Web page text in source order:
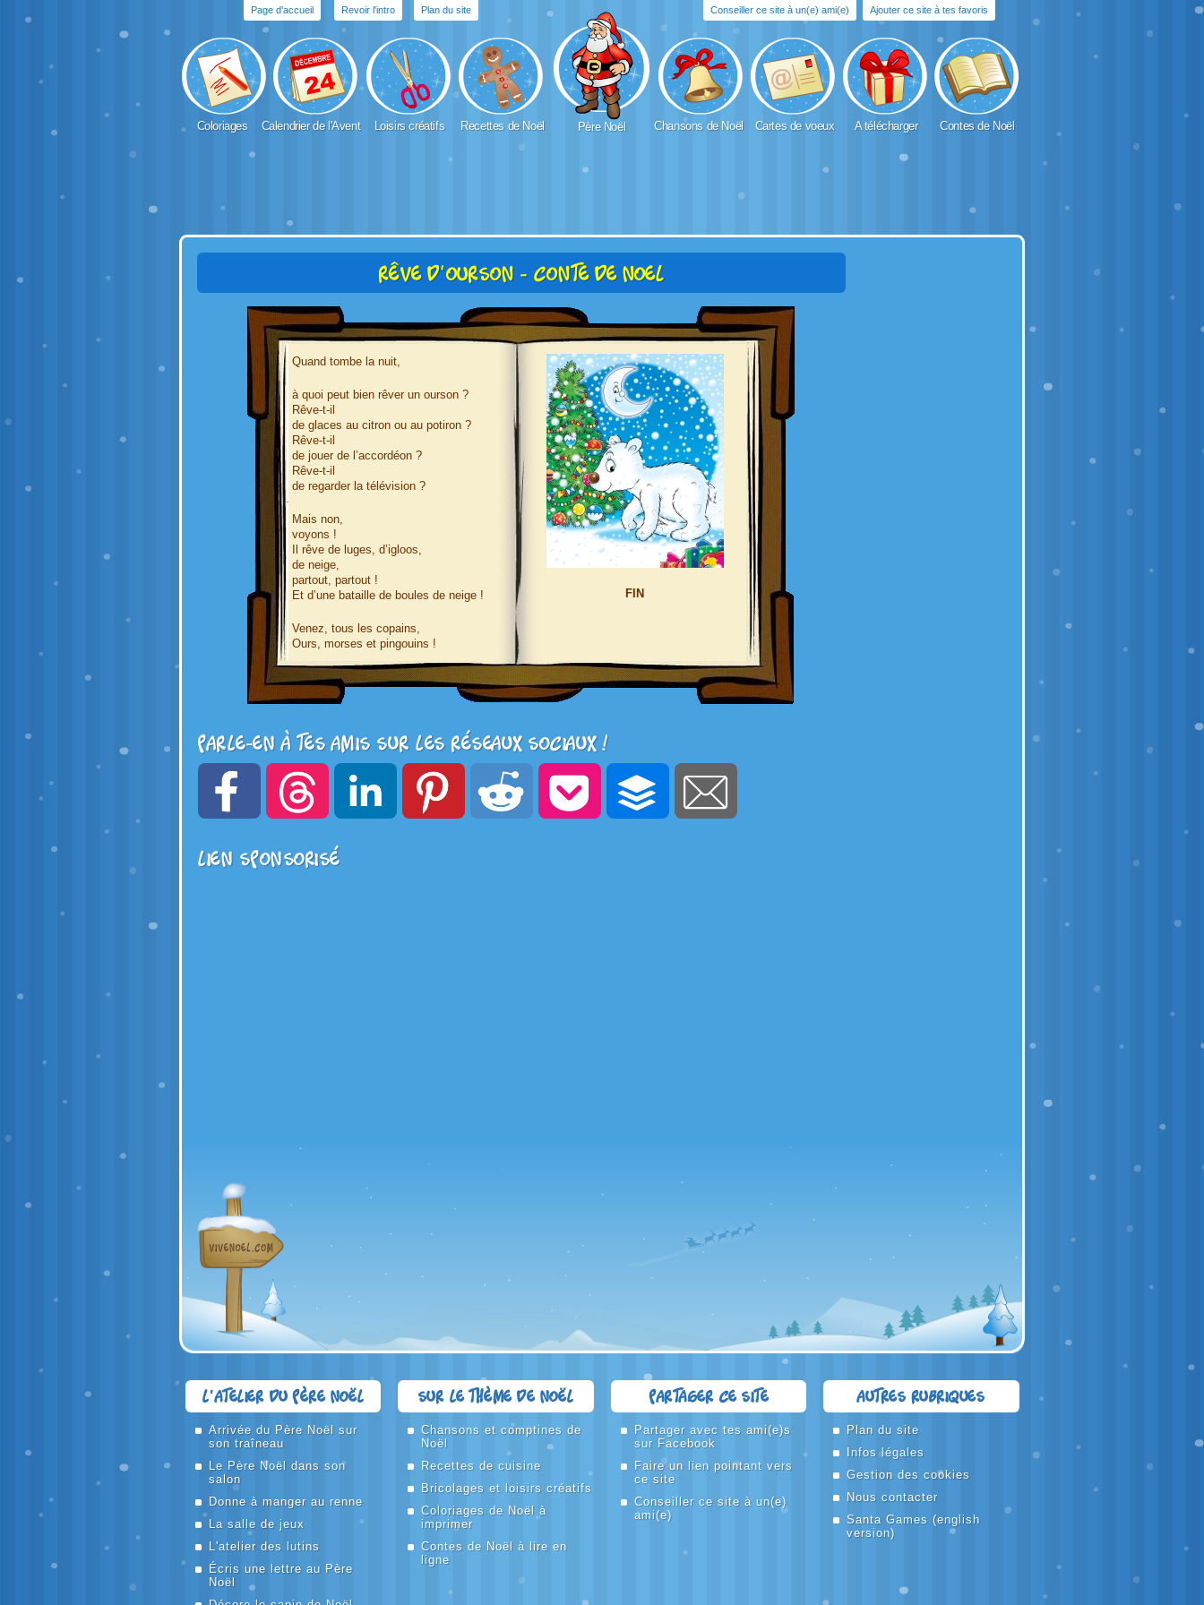
Page d'accueil Revoir l'intro Plan du site Conseiller ce site à un(e) ami(e) Ajouter ce site à tes favoris
Coloriages Calendrier de l'Avent Loisirs créatifs Recettes de Noël Père Noël Chansons de Noël Cartes de voeux A télécharger Contes de Noël
Rêve d'ourson - Conte de Noel
Quand tombe la nuit,
à quoi peut bien rêver un ourson ?
Rêve-t-il
de glaces au citron ou au potiron ?
Rêve-t-il
de jouer de l’accordéon ?
Rêve-t-il
de regarder la télévision ?
Mais non,
voyons !
Il rêve de luges, d’igloos,
de neige,
partout, partout !
Et d’une bataille de boules de neige !
Venez, tous les copains,
Ours, morses et pingouins !
FIN
Parle-en à tes amis sur les réseaux sociaux !
Lien sponsorisé
L'atelier du Père Noël
Arrivée du Père Noël sur
son traîneau
Le Père Noël dans son
salon
Donne à manger au renne
La salle de jeux
L'atelier des lutins
Écris une lettre au Père
Noël
Sur le thème de Noël
Chansons et comptines de
Noël
Recettes de cuisine
Bricolages et loisirs créatifs
Coloriages de Noël à
imprimer
Contes de Noël à lire en
ligne
Partager ce site
Partager avec tes ami(e)s
sur Facebook
Faire un lien pointant vers
ce site
Conseiller ce site à un(e)
ami(e)
Autres rubriques
Plan du site
Infos légales
Gestion des cookies
Nous contacter
Santa Games (english
version)